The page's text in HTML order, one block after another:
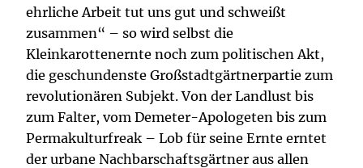
ehrliche Arbeit tut uns gut und schweißt
zusammen“ – so wird selbst die
Kleinkarottenernte noch zum politischen Akt,
die geschundenste Großstadtgärtnerpartie zum
revolutionären Subjekt. Von der Landlust bis
zum Falter, vom Demeter-Apologeten bis zum
Permakulturfreak – Lob für seine Ernte erntet
der urbane Nachbarschaftsgärtner aus allen